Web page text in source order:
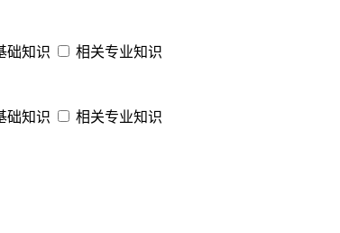
础知识
相关专业知识
础知识
相关专业知识